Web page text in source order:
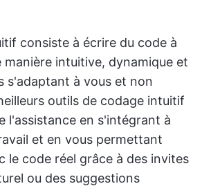
consiste à écrire du code à
manière intuitive, dynamique et
s'adaptant à vous et non
outils de codage intuitif
l'assistance en s'intégrant à
et en vous permettant
le code réel grâce à des invites
ou des suggestions